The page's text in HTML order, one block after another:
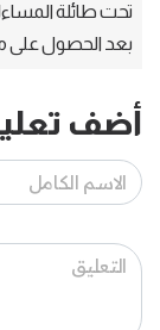
تحت طائلة
بعد الحصول على
أضف